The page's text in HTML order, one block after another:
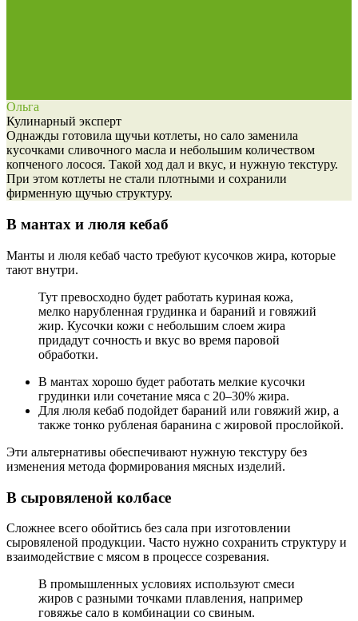
Ольга
Кулинарный эксперт
Однажды готовила щучьи котлеты, но сало заменила
кусочками сливочного масла и небольшим количеством
копченого лосося. Такой ход дал и вкус, и нужную текстуру.
При этом котлеты не стали плотными и сохранили
фирменную щучью структуру.
В мантах и люля кебаб
Манты и люля кебаб часто требуют кусочков жира, которые
тают внутри.
Тут превосходно будет работать куриная кожа,
мелко нарубленная грудинка и бараний и говяжий
жир. Кусочки кожи с небольшим слоем жира
придадут сочность и вкус во время паровой
обработки.
В мантах хорошо будет работать мелкие кусочки
грудинки или сочетание мяса с 20–30% жира.
Для люля кебаб подойдет бараний или говяжий жир, а
также тонко рубленая баранина с жировой прослойкой.
Эти альтернативы обеспечивают нужную текстуру без
изменения метода формирования мясных изделий.
В сыровяленой колбасе
Сложнее всего обойтись без сала при изготовлении
сыровяленой продукции. Часто нужно сохранить структуру и
взаимодействие с мясом в процессе созревания.
В промышленных условиях используют смеси
жиров с разными точками плавления, например
говяжье сало в комбинации со свиным.